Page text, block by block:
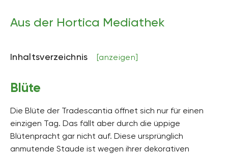
20 bis 60 Zentimeter hoch
neutral, schwach sauer
Kalkverträglichkeit
Kalktolerant
Aus der Hortica Mediathek
Inhaltsverzeichnis [anzeigen]
Blüte
Die Blüte der Tradescantia öffnet sich nur für einen
einzigen Tag. Das fällt aber durch die üppige
Blütenpracht gar nicht auf. Diese ursprünglich
anmutende Staude ist wegen ihrer dekorativen